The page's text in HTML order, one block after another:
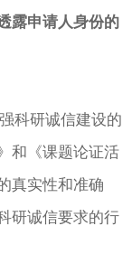
露申请人身份的
科研诚信建设的
和《课题论证活
真实性和准确
研诚信要求的行